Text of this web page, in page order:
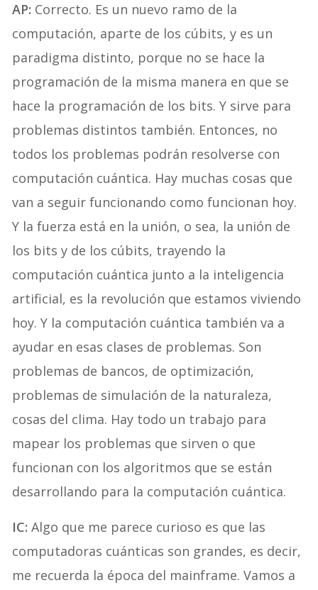
AP: Correcto. Es un nuevo ramo de la
computación, aparte de los cúbits, y es un
paradigma distinto, porque no se hace la
programación de la misma manera en que se
hace la programación de los bits. Y sirve para
problemas distintos también. Entonces, no
todos los problemas podrán resolverse con
computación cuántica. Hay muchas cosas que
van a seguir funcionando como funcionan hoy.
Y la fuerza está en la unión, o sea, la unión de
los bits y de los cúbits, trayendo la
computación cuántica junto a la inteligencia
artificial, es la revolución que estamos viviendo
hoy. Y la computación cuántica también va a
ayudar en esas clases de problemas. Son
problemas de bancos, de optimización,
problemas de simulación de la naturaleza,
cosas del clima. Hay todo un trabajo para
mapear los problemas que sirven o que
funcionan con los algoritmos que se están
desarrollando para la computación cuántica.
IC:Algo que me parece curioso es que las
computadoras cuánticas son grandes, es decir,
me recuerda la época del mainframe. Vamos a